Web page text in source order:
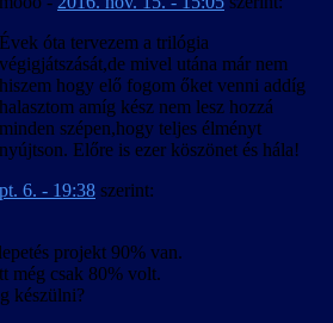
Évek óta tervezem a trilógia
végigjátszását,de mivel utána már nem
hiszem hogy elő fogom őket venni addíg
halasztom amíg kész nem lesz hozzá
minden szépen,hogy teljes élményt
nyújtson. Előre is ezer köszönet és hála!
6. - 19:38 szerint:
projekt 90% van.
még csak 80% volt.
készülni?